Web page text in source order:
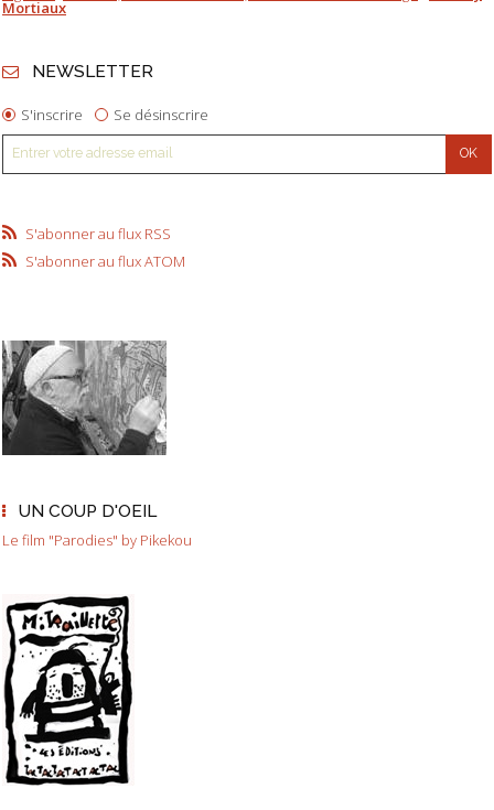
Mortiaux
NEWSLETTER
S'inscrire Se désinscrire
S'abonner au flux RSS
S'abonner au flux ATOM
UN COUP D'OEIL
Le film "Parodies" by Pikekou